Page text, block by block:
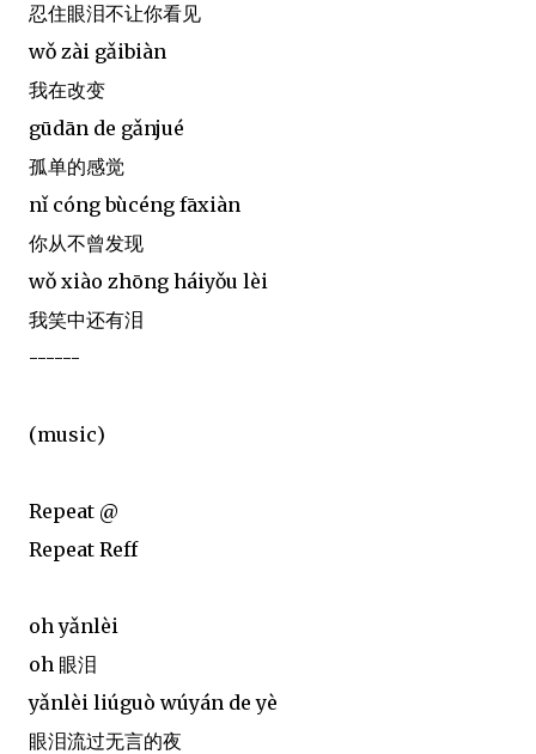
忍住眼泪不让你看见
wǒ zài gǎibiàn
我在改变
gūdān de gǎnjué
孤单的感觉
nǐ cóng bùcéng fāxiàn
你从不曾发现
wǒ xiào zhōng háiyǒu lèi
我笑中还有泪
------
(music)
Repeat @
Repeat Reff
oh yǎnlèi
oh 眼泪
yǎnlèi liúguò wúyán de yè
眼泪流过无言的夜